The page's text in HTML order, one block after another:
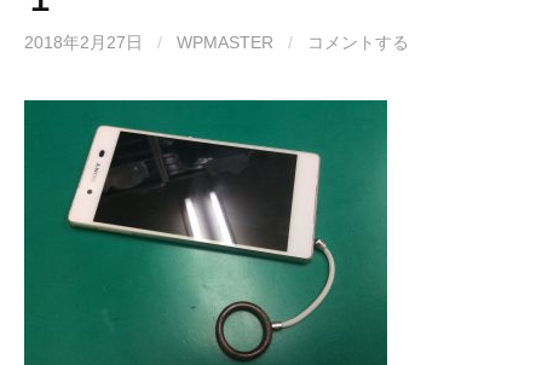
2018年2月27日 / WPMASTER / コメントする